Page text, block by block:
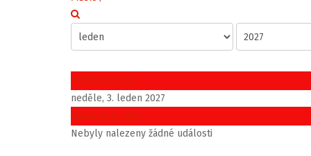
Předchozí den
neděle, 3. leden 2027
Následující den
Nebyly nalezeny žádné události